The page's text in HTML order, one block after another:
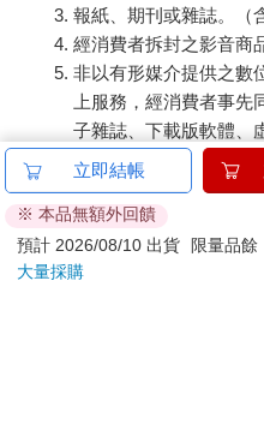
報紙、期刊或雜誌。（
經消費者拆封之影音商
非以有形媒介提供之數
上服務，經消費者事
子雜誌、下載版軟體、
已拆封之個人衛生用品
刀…等）
若非上列種類商品，均享
日）。
辦理退換貨時，商品（組
立即結帳
※ 本品無額外回饋
預計 2026/08/10 出貨
限量品
大量採購